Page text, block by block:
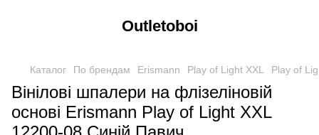
Outletoboi
Каталог По брендам Erismann Play of Light XXL Play of
Вінілові шпалери на флізеліновій
основі Erismann Play of Light XXL